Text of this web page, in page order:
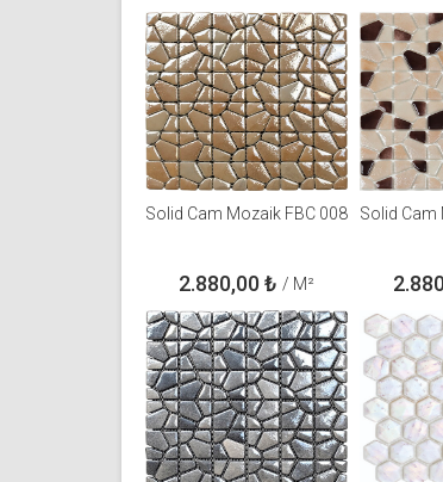
Solid Cam Mozaik FBC 008
2.880,00₺ / M²
Solid Cam